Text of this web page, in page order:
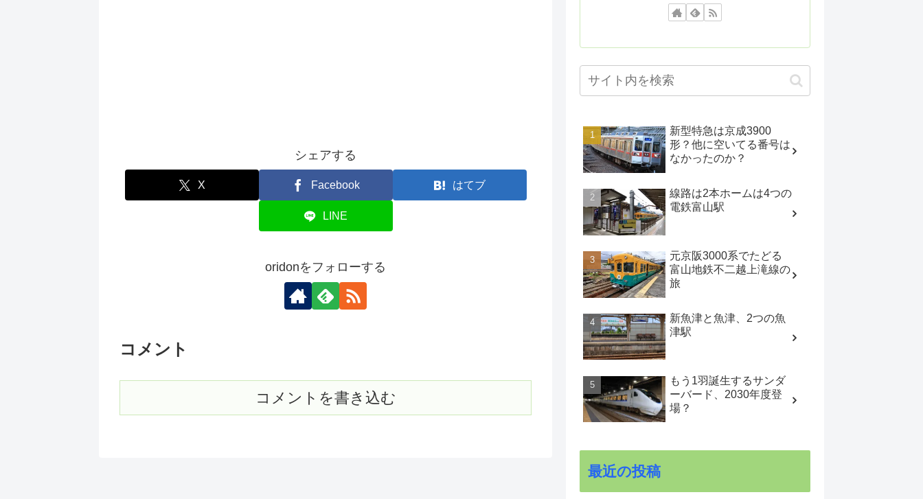
シェアする
X Facebook はてブ
LINE
oridonをフォローする
コメント
コメントを書き込む
新型特急は京成3900
形？他に空いてる番号は
なかったのか？
線路は2本ホームは4つの
電鉄富山駅
元京阪3000系でたどる
富山地鉄不二越上滝線の
旅
新魚津と魚津、2つの魚
津駅
もう1羽誕生するサンダ
ーバード、2030年度登
場？
最近の投稿